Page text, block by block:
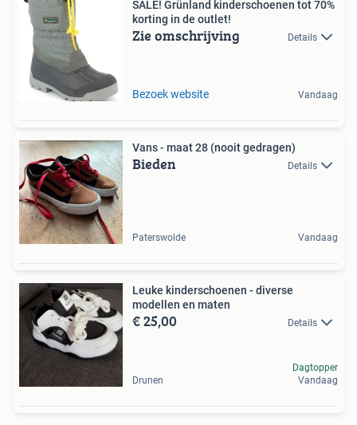
SALE! Grünland kinderschoenen tot 70%
korting in de outlet!
Zie omschrijving Details
Bezoek website Vandaag
Vans - maat 28 (nooit gedragen)
Bieden Details
Paterswolde Vandaag
Leuke kinderschoenen - diverse
modellen en maten
€ 25,00 Details
Drunen
Dagtopper
Vandaag